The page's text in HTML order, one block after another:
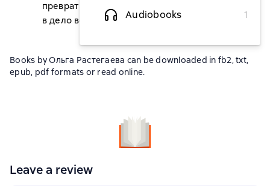
Audiobooks
1
превратить любовь к путешествиям
в дело всей жизни
Books by Ольга Растегаева can be downloaded in fb2, txt,
epub, pdf formats or read online.
Leave a review